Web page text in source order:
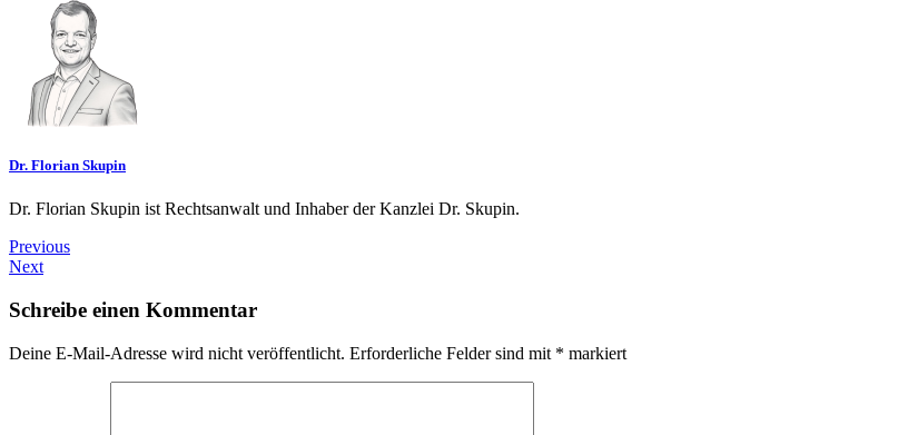
Dr. Florian Skupin
Dr. Florian Skupin ist Rechtsanwalt und Inhaber der Kanzlei Dr. Skupin.
Previous
Next
Schreibe einen Kommentar
Deine E-Mail-Adresse wird nicht veröffentlicht. Erforderliche Felder sind mit * markiert